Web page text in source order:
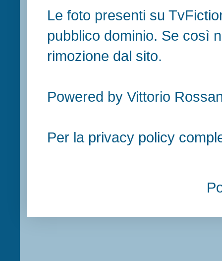
Le foto presenti su
pubblico dominio. Se così
rimozione dal sito.
Powered by Vittorio
Per la privacy policy